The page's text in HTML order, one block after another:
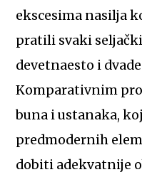
ekscesima nasilja
pratili svaki
devetnaesto i
Komparativnim
buna i ustanaka,
predmodernih
dobiti adekvatnije